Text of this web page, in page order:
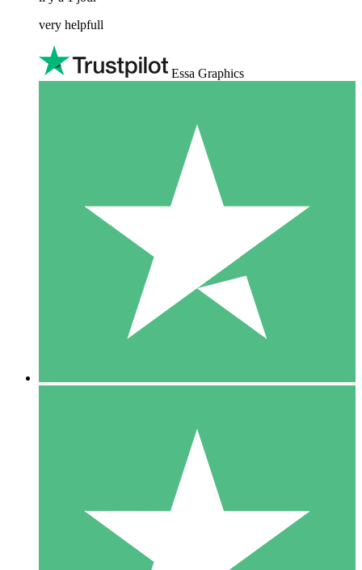
very helpfull
Essa Graphics